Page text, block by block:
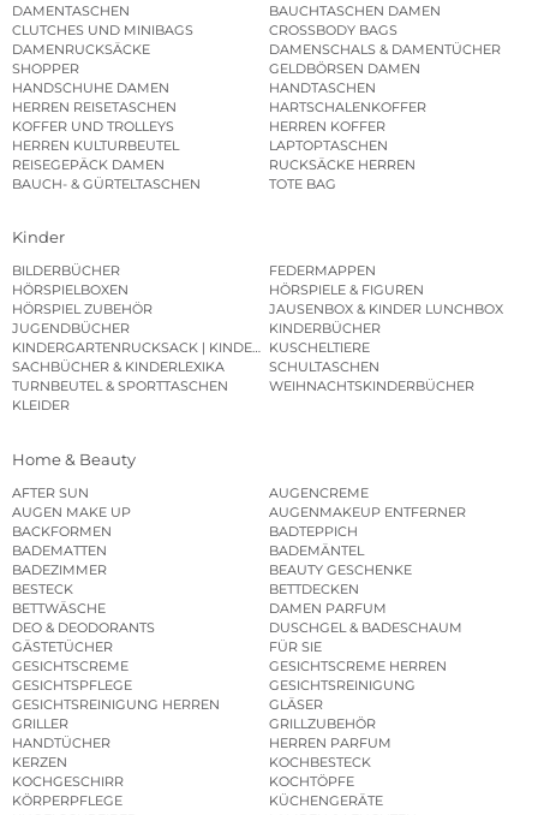
DAMENTASCHEN
BAUCHTASCHEN DAMEN
CLUTCHES UND MINIBAGS
CROSSBODY BAGS
DAMENRUCKSÄCKE
DAMENSCHALS & DAMENTÜCHER
SHOPPER
GELDBÖRSEN DAMEN
HANDSCHUHE DAMEN
HANDTASCHEN
HERREN REISETASCHEN
HARTSCHALENKOFFER
KOFFER UND TROLLEYS
HERREN KOFFER
HERREN KULTURBEUTEL
LAPTOPTASCHEN
REISEGEPÄCK DAMEN
RUCKSÄCKE HERREN
BAUCH- & GÜRTELTASCHEN
TOTE BAG
Kinder
BILDERBÜCHER
FEDERMAPPEN
HÖRSPIELBOXEN
HÖRSPIELE & FIGUREN
HÖRSPIEL ZUBEHÖR
JAUSENBOX & KINDER LUNCHBOX
JUGENDBÜCHER
KINDERBÜCHER
KINDERGARTENRUCKSACK | KINDERGARTENBEUTEL
KUSCHELTIERE
SACHBÜCHER & KINDERLEXIKA
SCHULTASCHEN
TURNBEUTEL & SPORTTASCHEN
WEIHNACHTSKINDERBÜCHER
KLEIDER
Home & Beauty
AFTER SUN
AUGENCREME
AUGEN MAKE UP
AUGENMAKEUP ENTFERNER
BACKFORMEN
BADTEPPICH
BADEMATTEN
BADEMÄNTEL
BADEZIMMER
BEAUTY GESCHENKE
BESTECK
BETTDECKEN
BETTWÄSCHE
DAMEN PARFUM
DEO & DEODORANTS
DUSCHGEL & BADESCHAUM
GÄSTETÜCHER
FÜR SIE
GESICHTSCREME
GESICHTSCREME HERREN
GESICHTSPFLEGE
GESICHTSREINIGUNG
GESICHTSREINIGUNG HERREN
GLÄSER
GRILLER
GRILLZUBEHÖR
HANDTÜCHER
HERREN PARFUM
KERZEN
KOCHBESTECK
KOCHGESCHIRR
KOCHTÖPFE
KÖRPERPFLEGE
KÜCHENGERÄTE